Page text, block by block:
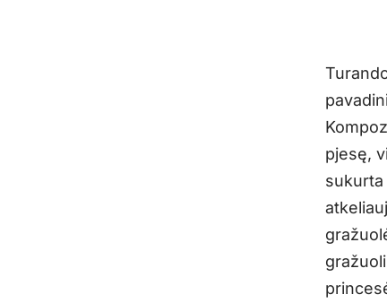
pjesę,
sukurta